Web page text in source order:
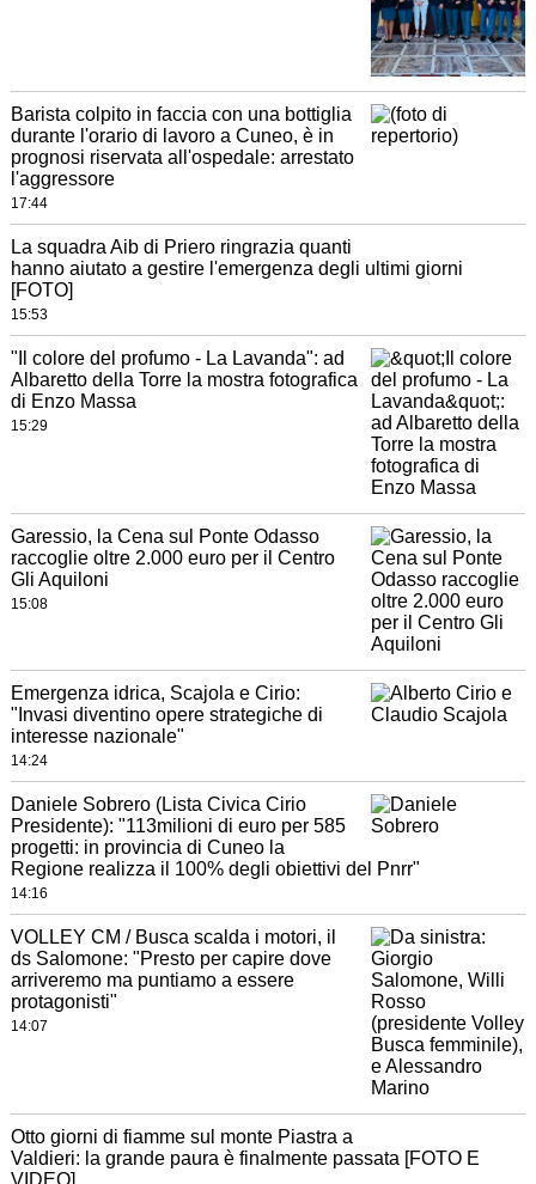
Barista colpito in faccia con una bottiglia
durante l'orario di lavoro a Cuneo, è in
prognosi riservata all'ospedale: arrestato
l'aggressore
17:44
La squadra Aib di Priero ringrazia quanti
hanno aiutato a gestire l'emergenza degli ultimi giorni
[FOTO]
15:53
"Il colore del profumo - La Lavanda": ad
Albaretto della Torre la mostra fotografica
di Enzo Massa
15:29
Garessio, la Cena sul Ponte Odasso
raccoglie oltre 2.000 euro per il Centro
Gli Aquiloni
15:08
Emergenza idrica, Scajola e Cirio:
"Invasi diventino opere strategiche di
interesse nazionale"
14:24
Daniele Sobrero (Lista Civica Cirio
Presidente): "113milioni di euro per 585
progetti: in provincia di Cuneo la
Regione realizza il 100% degli obiettivi del Pnrr"
14:16
VOLLEY CM / Busca scalda i motori, il
ds Salomone: "Presto per capire dove
arriveremo ma puntiamo a essere
protagonisti"
14:07
Otto giorni di fiamme sul monte Piastra a
Valdieri: la grande paura è finalmente passata [FOTO E
VIDEO]